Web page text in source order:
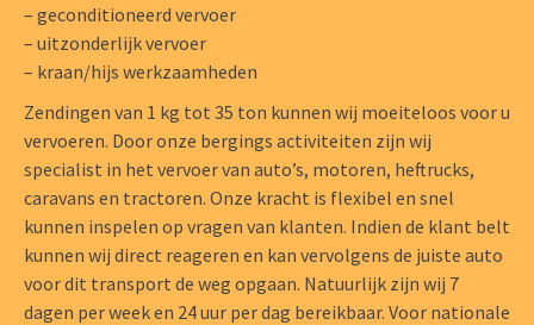
– geconditioneerd vervoer
– uitzonderlijk vervoer
– kraan/hijs werkzaamheden
Zendingen van 1 kg tot 35 ton kunnen wij moeiteloos voor u
vervoeren. Door onze bergings activiteiten zijn wij
specialist in het vervoer van auto’s, motoren, heftrucks,
caravans en tractoren. Onze kracht is flexibel en snel
kunnen inspelen op vragen van klanten. Indien de klant belt
kunnen wij direct reageren en kan vervolgens de juiste auto
voor dit transport de weg opgaan. Natuurlijk zijn wij 7
dagen per week en 24 uur per dag bereikbaar. Voor nationale